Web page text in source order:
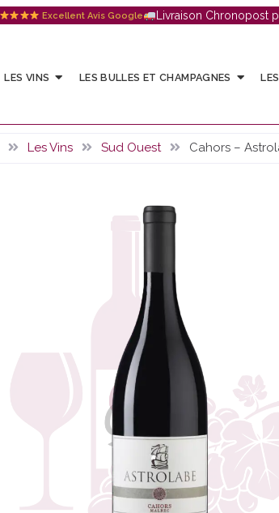
Excellent Avis Google Livraison Chronopost
LES VINS LES BULLES ET CHAMPAGNES
Les Vins Sud Ouest Cahors –